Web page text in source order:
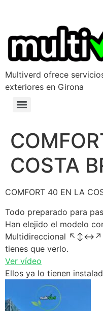
Multiverd ofrece
exteriores en Girona
COSTA
COMFORT 40 EN LA
Todo preparado para
Han elejido el modelo
Multidireccional ↖️↕️↔️↗️ ,
tienes que verlo.
Ver vídeo
Ellos ya lo tienen